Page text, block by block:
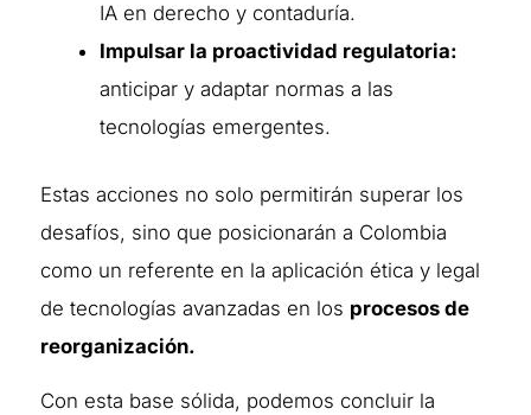
IA en derecho y contaduría.
Impulsar la proactividad regulatoria:
anticipar y adaptar normas a las
tecnologías emergentes.
Estas acciones no solo permitirán superar los
desafíos, sino que posicionarán a Colombia
como un referente en la aplicación ética y legal
de tecnologías avanzadas en los procesos de
reorganización.
Con esta base sólida, podemos concluir la